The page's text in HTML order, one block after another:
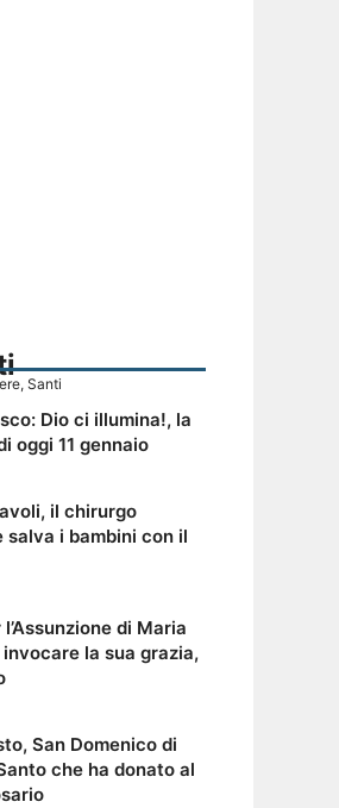
, Santi
Dio ci illumina!, la
oggi 11 gennaio
il chirurgo
salva i bambini con il
di Maria
la sua grazia,
San Domenico di
che ha donato al